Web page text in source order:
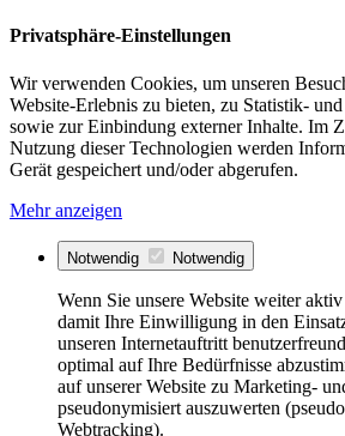
Privatsphäre-Einstellungen
Wir verwenden Cookies, um unseren
Website-Erlebnis zu bieten, zu Statistik-
sowie zur Einbindung externer Inhalte. Im
Nutzung dieser Technologien werden
Gerät gespeichert und/oder abgerufen.
Mehr anzeigen
Notwendig Notwendig
Wenn Sie unsere Website weiter
damit Ihre Einwilligung in den
unseren Internetauftritt
optimal auf Ihre Bedürfnisse
auf unserer Website zu Marketing-
pseudonymisiert auszuwerten
Webtracking).